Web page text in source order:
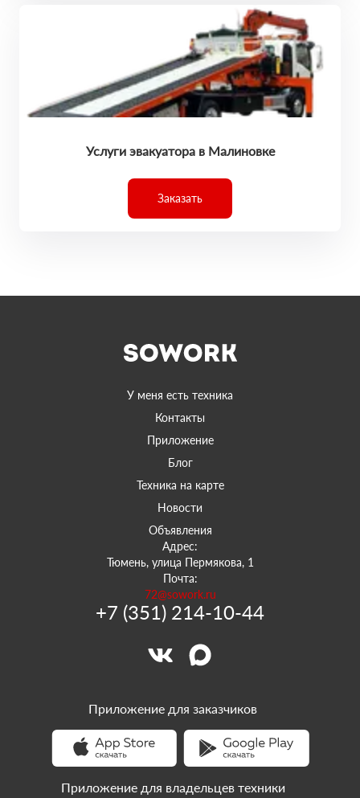
Услуги эвакуатора в Малиновке
Заказать
У меня есть техника
Контакты
Приложение
Блог
Техника на карте
Новости
Объявления
Адрес:
Тюмень, улица Пермякова, 1
Почта:
72@sowork.ru
+7 (351) 214-10-44
Приложение для заказчиков
Приложение для владельцев техники